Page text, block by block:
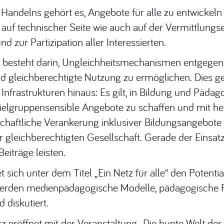
gehört es, Angebote für alle zu
technischer Seite wie auch auf der
zur Partizipation aller Interessierten.
darin, Ungleichheitsmechanismen
gleichberechtigte Nutzung zu ermöglichen. Dies
hinaus: Es gilt, in Bildung und
Angebote zu schaffen und mit
Verankerung inklusiver
Gesellschaft. Gerade der
leisten.
unter dem Titel „Ein Netz für alle“ den
medienpädagogische Modelle, pädagogische
diskutiert.